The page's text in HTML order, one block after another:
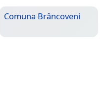
Comuna Brâncoveni